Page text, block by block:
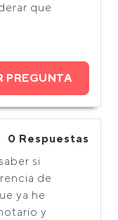
que
PREGUNTA
0 Respuestas
si
de
ya he
y